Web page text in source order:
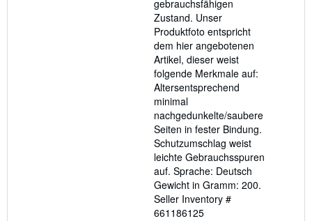
gebrauchsfähigen
Zustand. Unser
Produktfoto entspricht
dem hier angebotenen
Artikel, dieser weist
folgende Merkmale auf:
Altersentsprechend
minimal
nachgedunkelte/saubere
Seiten in fester Bindung.
Schutzumschlag weist
leichte Gebrauchsspuren
auf. Sprache: Deutsch
Gewicht in Gramm: 200.
Seller Inventory #
661186125